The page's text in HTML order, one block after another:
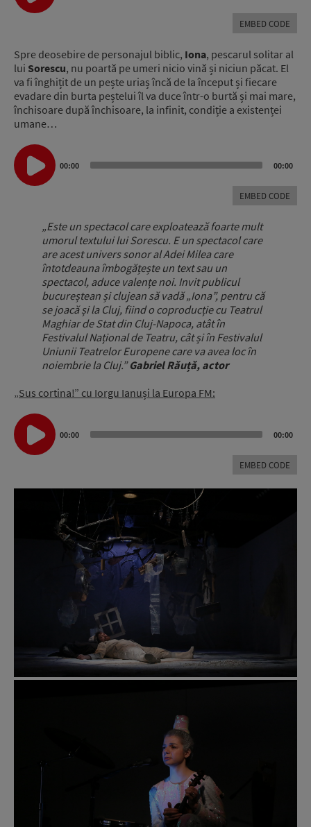
EMBED CODE
Spre deosebire de personajul biblic, Iona, pescarul solitar al
lui Sorescu, nu poartă pe umeri nicio vină și niciun păcat. El
va fi înghițit de un pește uriaș încă de la început și fiecare
evadare din burta peștelui îl va duce într-o burtă și mai mare,
închisoare după închisoare, la infinit, condiție a existenței
umane…
Audio
Player
00:00 00:00
EMBED CODE
„Este un spectacol care exploatează foarte mult
umorul textului lui Sorescu. E un spectacol care
are acest univers sonor al Adei Milea care
întotdeauna îmbogățește un text sau un
spectacol, aduce valențe noi. Invit publicul
bucureștean și clujean să vadă „Iona”, pentru că
se joacă și la Cluj, fiind o coproducție cu Teatrul
Maghiar de Stat din Cluj-Napoca, atât în
Festivalul Național de Teatru, cât și în Festivalul
Uniunii Teatrelor Europene care va avea loc în
noiembrie la Cluj.”Gabriel Răuță, actor
„Sus cortina!” cu Iorgu Ianuși la Europa FM:
Audio
Player
00:00 00:00
EMBED CODE